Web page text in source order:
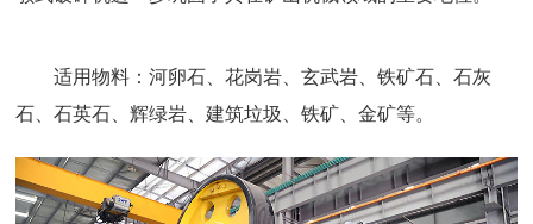
适用物料：河卵石、花岗岩 、玄武岩 、铁矿石 、石灰
石、石英石、辉绿岩 、建筑垃圾、铁矿、金矿等。